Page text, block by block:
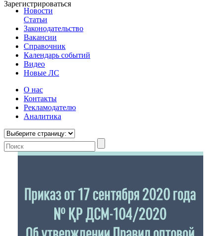
Зарегистрироваться
Новости
Статьи
Законодательство
Вакансии
Справочник
Календарь событий
Видео
Новые ЛС
О нас
Контакты
Рекламодателю
Аналитика